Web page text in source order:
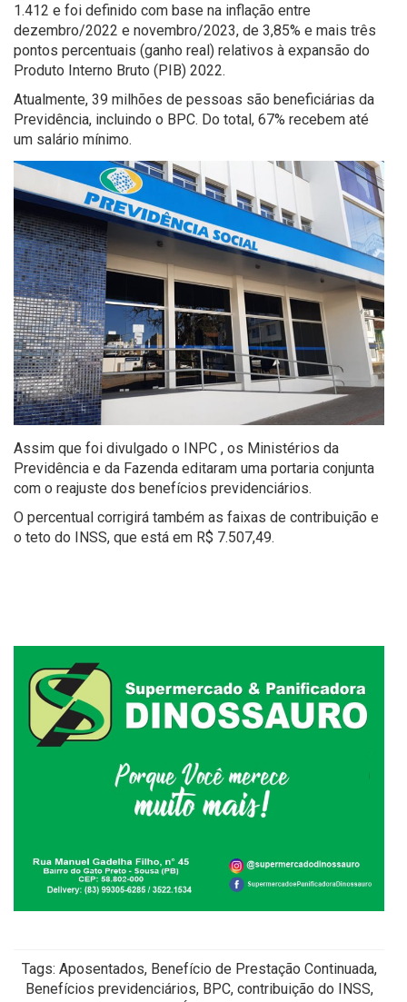
1.412 e foi definido com base na inflação entre
dezembro/2022 e novembro/2023, de 3,85% e mais três
pontos percentuais (ganho real) relativos à expansão do
Produto Interno Bruto (PIB) 2022.
Atualmente, 39 milhões de pessoas são beneficiárias da
Previdência, incluindo o BPC. Do total, 67% recebem até
um salário mínimo.
Assim que foi divulgado o INPC , os Ministérios da
Previdência e da Fazenda editaram uma portaria conjunta
com o reajuste dos benefícios previdenciários.
O percentual corrigirá também as faixas de contribuição e
o teto do INSS, que está em R$ 7.507,49.
Tags: Aposentados, Benefício de Prestação Continuada,
Benefícios previdenciários, BPC, contribuição do INSS,